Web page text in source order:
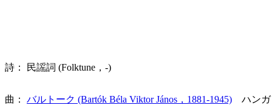
詩： 民謡詞 (Folktune，-)
曲： バルトーク (Bartók Béla Viktor János，1881-1945) ハン